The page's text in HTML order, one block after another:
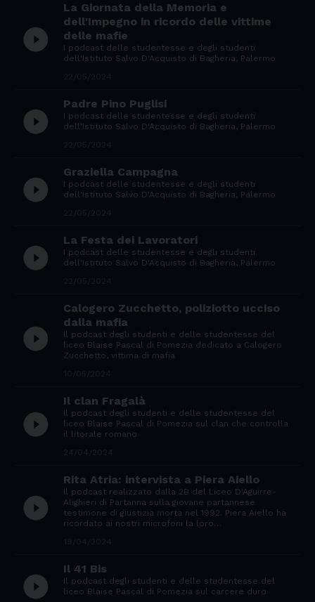
play_circle_filled
La Giornata della Memoria e
dell'Impegno in ricordo delle vittime
delle mafie
I podcast delle studentesse e degli studenti
dell'Istituto Salvo D'Acquisto di Bagheria, Palermo
play_circle_filled
Padre Pino Puglisi
I podcast delle studentesse e degli studenti
dell'Istituto Salvo D'Acquisto di Bagheria, Palermo
play_circle_filled
Graziella Campagna
I podcast delle studentesse e degli studenti
dell'Istituto Salvo D'Acquisto di Bagheria, Palermo
play_circle_filled
La Festa dei Lavoratori
I podcast delle studentesse e degli studenti
dell'Istituto Salvo D'Acquisto di Bagheria, Palermo
play_circle_filled
Calogero Zucchetto, poliziotto ucciso
dalla mafia
Il podcast degli studenti e delle studentesse del
liceo Blaise Pascal di Pomezia dedicato a Calogero
Zucchetto, vittima di mafia
play_circle_filled
Il clan Fragalà
Il podcast degli studenti e delle studentesse del
liceo Blaise Pascal di Pomezia sul clan che controlla
il litorale romano
play_circle_filled
Rita Atria: intervista a Piera Aiello
Il podcast realizzato dalla 2B del Liceo D'Aguirre-
Alighieri di Partanna sulla giovane partannese
testimone di giustizia morta nel 1992. Piera Aiello ha
ricordato ai nostri microfoni la loro…
play_circle_filled
Il 41 Bis
Il podcast degli studenti e delle studentesse del
liceo Blaise Pascal di Pomezia sul carcere duro